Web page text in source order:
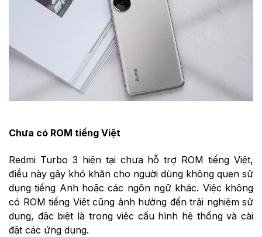
Chưa có ROM tiếng Việt
Redmi Turbo 3 hiện tại chưa hỗ trợ ROM tiếng Việt,
điều này gây khó khăn cho người dùng không quen sử
dụng tiếng Anh hoặc các ngôn ngữ khác. Việc không
có ROM tiếng Việt cũng ảnh hưởng đến trải nghiệm sử
dụng, đặc biệt là trong việc cấu hình hệ thống và cài
đặt các ứng dụng.